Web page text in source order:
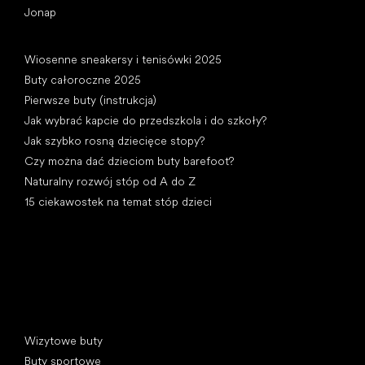
Jonap
Wiosenne sneakersy i tenisówki 2025
Buty całoroczne 2025
Pierwsze buty (instrukcja)
Jak wybrać kapcie do przedszkola i do szkoły?
Jak szybko rosną dziecięce stopy?
Czy można dać dzieciom buty barefoot?
Naturalny rozwój stóp od A do Z
15 ciekawostek na temat stóp dzieci
Wizytowe buty
Buty sportowe